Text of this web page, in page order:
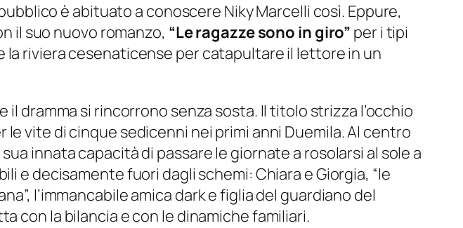
è abituato a conoscere Niky Marcelli così. Eppure,
il suo nuovo romanzo, “Le ragazze sono in giro” per i tipi
la riviera cesenaticense per catapultare il lettore in un
il dramma si rincorrono senza sosta. Il titolo strizza l’occhio
vite di cinque sedicenni nei primi anni Duemila. Al centro
innata capacità di passare le giornate a rosolarsi al sole a
e decisamente fuori dagli schemi: Chiara e Giorgia, “le
l’immancabile amica dark e figlia del guardiano del
con la bilancia e con le dinamiche familiari.